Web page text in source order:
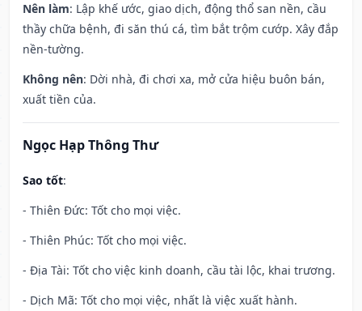
Nên làm: Lập khế ước, giao dịch, động thổ san nền, cầu
thầy chữa bệnh, đi săn thú cá, tìm bắt trộm cướp. Xây đắp
nền-tường.
Không nên: Dời nhà, đi chơi xa, mở cửa hiệu buôn bán,
xuất tiền của.
Ngọc Hạp Thông Thư
Sao tốt:
- Thiên Đức: Tốt cho mọi việc.
- Thiên Phúc: Tốt cho mọi việc.
- Địa Tài: Tốt cho việc kinh doanh, cầu tài lộc, khai trương.
- Dịch Mã: Tốt cho mọi việc, nhất là việc xuất hành.